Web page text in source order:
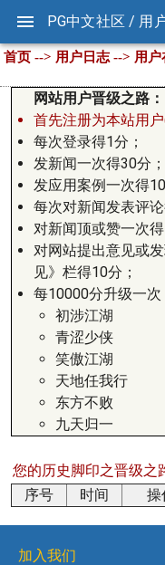
PG中文社区 / 用
首页 --> 用户日志 --> 用
网站用户晋级之路：
首先注册为本站用户
每次登录得1分；
发新闻一次得30分；
发应用案例一次得
每次对新闻发表评论
对新闻顶或赞一次得
对网站提出意见或
见》栏得10分；
每10000分升级一次
初涉江湖
青涩少侠
笑傲江湖
天地任我行
东方不败
九天归一
您的历史脚印之晋级之
序号
时间 操
加入我们